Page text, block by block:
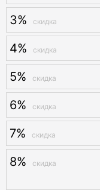
3%
4%
5%
6%
7%
8%